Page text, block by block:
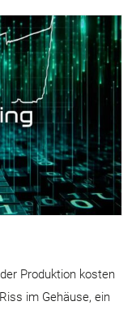
Produktion kosten
im Gehäuse, ein